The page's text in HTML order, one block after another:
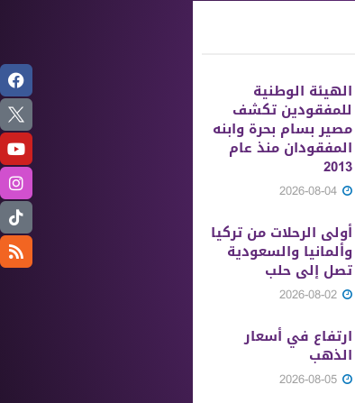
الهيئة الوطنية
للمفقودين تكشف
مصير بسام بحرة وابنه
المفقودان منذ عام
2013
أولى الرحلات من ‏تركيا
وألمانيا والسعودية
تصل إلى حلب
ارتفاع في أسعار
الذهب